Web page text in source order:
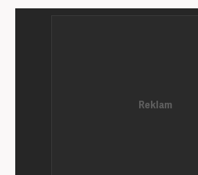
grafik ve video hazırladım.